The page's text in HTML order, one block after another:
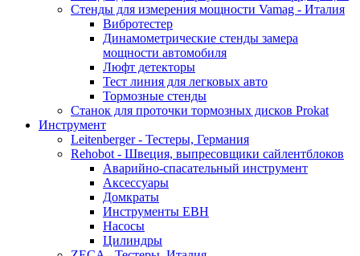
Стенды для измерения мощности Vamag - Италия
Вибротестер
Динамометрические стенды замера
мощности автомобиля
Люфт детекторы
Тест линия для легковых авто
Тормозные стенды
Станок для проточки тормозных дисков Prokat
Инструмент
Leitenberger - Тестеры, Германия
Rehobot - Швеция, выпресовщики сайлентблоков
Аварийно-спасательный инструмент
Аксессуары
Домкраты
Инструменты EBH
Насосы
Цилиндры